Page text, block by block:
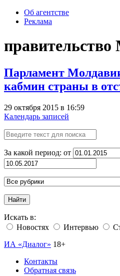
Об агентстве
Реклама
Парламент
кабмин страны в
29 октября 2015 в 16:59
Календарь записей
За какой период: от
Найти
Искать в:
Новостях
Интервью
ИА «Диалог» 18+
Контакты
Обратная связь